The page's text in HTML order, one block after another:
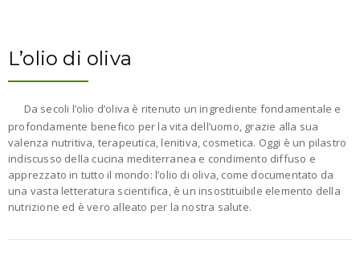
L’olio di oliva
Da secoli l’olio d’oliva è ritenuto un ingrediente fondamentale e
profondamente benefico per la vita dell’uomo, grazie alla sua
valenza nutritiva, terapeutica, lenitiva, cosmetica. Oggi è un pilastro
indiscusso della cucina mediterranea e condimento diffuso e
apprezzato in tutto il mondo: l’olio di oliva, come documentato da
una vasta letteratura scientifica, è un insostituibile elemento della
nutrizione ed è vero alleato per la nostra salute.